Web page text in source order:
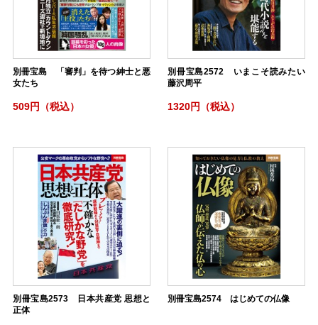
別冊宝島 「審判」を待つ紳士と悪
女たち
509円（税込）
別冊宝島2572 いまこそ読みたい
藤沢周平
1320円（税込）
別冊宝島2573 日本共産党 思想と
正体
別冊宝島2574 はじめての仏像